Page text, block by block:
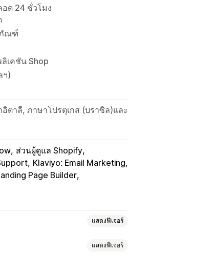
ด 24 ชั่วโมง
ภัณฑ์
เคชัน Shop
ฯ)
ตาลี, ภาษาโปรตุเกส (บราซิล)และ
ส่วนผู้ดูแล Shopify
Klaviyo: Email Marketing
Page Builder
แสดงฟีเจอร์
แสดงฟีเจอร์